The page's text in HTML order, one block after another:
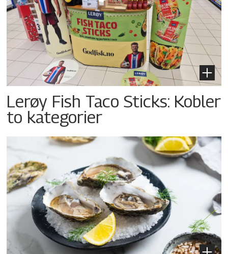
Lerøy Fish Taco Sticks: Kobler
to kategorier